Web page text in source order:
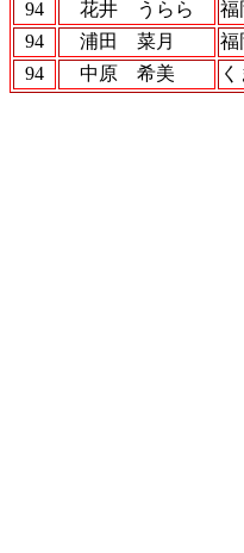
94 花井 うらら 福
94
浦田 菜月 福
94
中原 希美